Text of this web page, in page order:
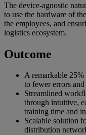
The device-agnostic
to use the hardware of
the employees, and
logistics ecosystem.
Outcome
A remarkable
to fewer errors
Streamlined
through intuitive,
training time and
Scalable solution
distribution